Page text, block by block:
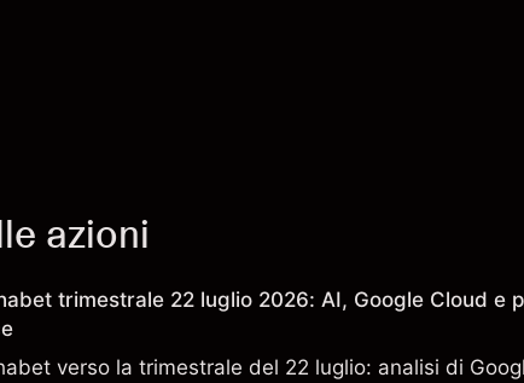
azioni
trimestrale 22 luglio 2026: AI, Google Cloud e
verso la trimestrale del 22 luglio: analisi di